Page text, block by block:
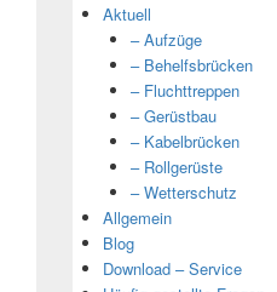
Aktuell
– Aufzüge
– Behelfsbrücken
– Fluchttreppen
– Gerüstbau
– Kabelbrücken
– Rollgerüste
– Wetterschutz
Allgemein
Blog
Download – Service